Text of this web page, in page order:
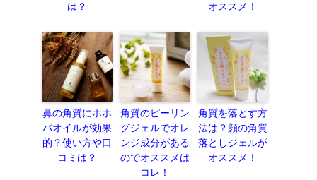
は？
オススメ！
鼻の角質にホホ
バオイルが効果
的？使い方や口
コミは？
角質のピーリン
グジェルでオレ
ンジ成分がある
のでオススメは
コレ！
角質を落とす方
法は？顔の角質
落としジェルが
オススメ！